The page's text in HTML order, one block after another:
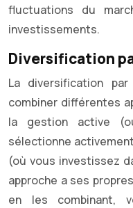
fluctuations du
investissements.
Diversification
La diversification
combiner différentes
la gestion active
sélectionne
(où vous investissez
approche a ses
en les combinant,